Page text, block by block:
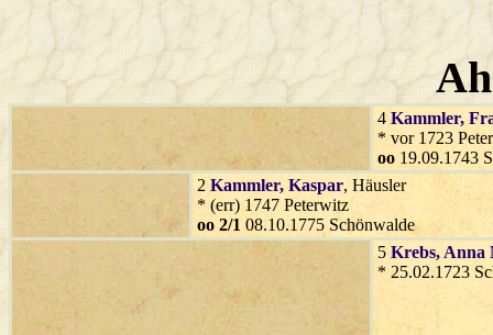
4 Kammler,
* vor 1723
oo 19.09.1743
2 Kammler, Kaspar, Häusler
* (err) 1747 Peterwitz
oo 2/1 08.10.1775 Schönwalde
5 Krebs, Anna
* 25.02.1723